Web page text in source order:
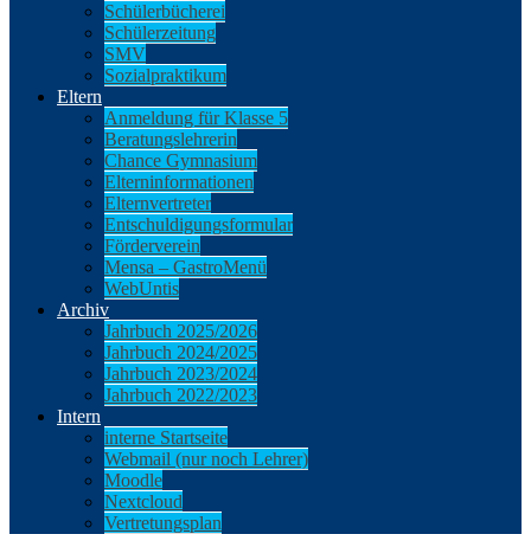
Schülerbücherei
Schülerzeitung
SMV
Sozialpraktikum
Eltern
Anmeldung für Klasse 5
Beratungslehrerin
Chance Gymnasium
Elterninformationen
Elternvertreter
Entschuldigungsformular
Förderverein
Mensa – GastroMenü
WebUntis
Archiv
Jahrbuch 2025/2026
Jahrbuch 2024/2025
Jahrbuch 2023/2024
Jahrbuch 2022/2023
Intern
interne Startseite
Webmail (nur noch Lehrer)
Moodle
Nextcloud
Vertretungsplan